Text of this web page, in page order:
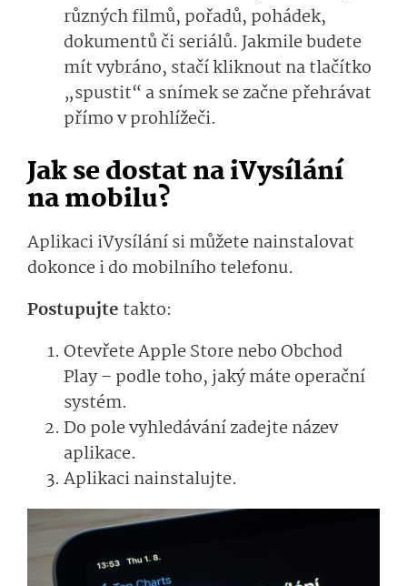
různých filmů, pořadů, pohádek,
dokumentů či seriálů. Jakmile budete
mít vybráno, stačí kliknout na tlačítko
„spustit“ a snímek se začne přehrávat
přímo v prohlížeči.
Jak se dostat na iVysílání
na mobilu?
Aplikaci iVysílání si můžete nainstalovat
dokonce i do mobilního telefonu.
Postupujte takto:
Otevřete Apple Store nebo Obchod
Play – podle toho, jaký máte operační
systém.
Do pole vyhledávání zadejte název
aplikace.
Aplikaci nainstalujte.